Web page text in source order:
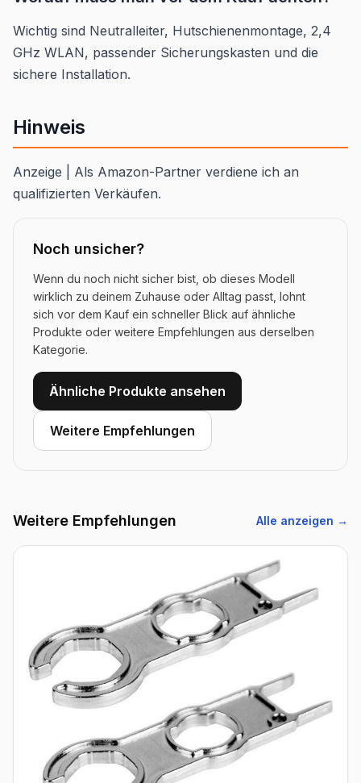
Wichtig sind Neutralleiter, Hutschienenmontage, 2,4
GHz WLAN, passender Sicherungskasten und die
sichere Installation.
Hinweis
Anzeige | Als Amazon-Partner verdiene ich an
qualifizierten Verkäufen.
Noch unsicher?
Wenn du noch nicht sicher bist, ob dieses Modell
wirklich zu deinem Zuhause oder Alltag passt, lohnt
sich vor dem Kauf ein schneller Blick auf ähnliche
Produkte oder weitere Empfehlungen aus derselben
Kategorie.
Ähnliche Produkte ansehen
Weitere Empfehlungen
Weitere Empfehlungen Alle anzeigen →